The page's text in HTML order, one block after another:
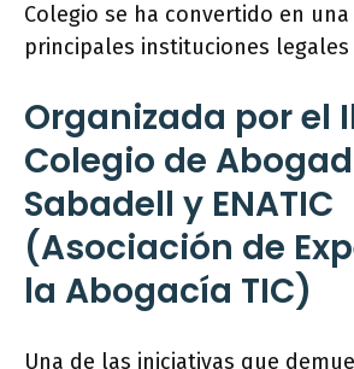
Colegio se ha convertido en
principales instituciones
Organizada por el
Colegio de
Sabadell y ENATIC
(Asociación de
la Abogacía TIC)
Una de las iniciativas que